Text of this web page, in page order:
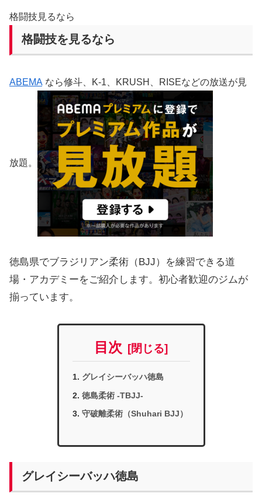
格闘技見るなら
格闘技を見るなら
ABEMA なら修斗、K-1、KRUSH、RISEなどの放送が見
放題。
徳島県でブラジリアン柔術（BJJ）を練習できる道
場・アカデミーをご紹介します。初心者歓迎のジムが
揃っています。
目次
グレイシーバッハ徳島
徳島柔術 -TBJJ-
守破離柔術（Shuhari BJJ）
グレイシーバッハ徳島